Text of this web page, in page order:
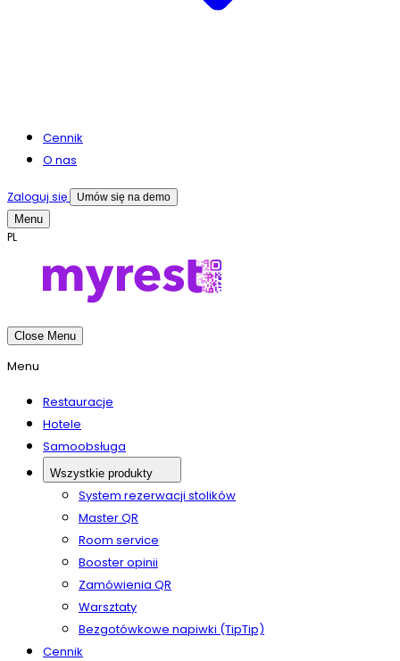
Cennik
O nas
Zaloguj się Umów się na demo
Menu
PL
Close Menu
Menu
Restauracje
Hotele
Samoobsługa
Wszystkie produkty
System rezerwacji stolików
Master QR
Room service
Booster opinii
Zamówienia QR
Warsztaty
Bezgotówkowe napiwki (TipTip)
Cennik